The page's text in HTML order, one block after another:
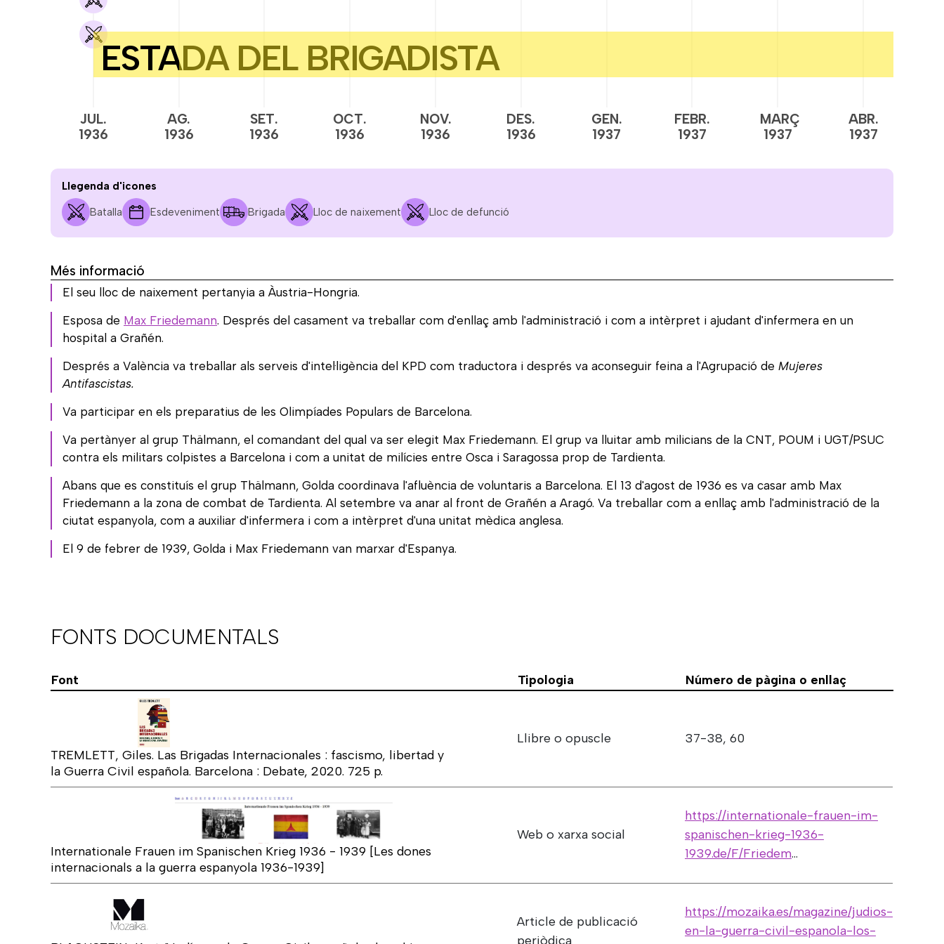
JUL.
1936
AG.
1936
SET.
1936
OCT.
1936
NOV.
1936
DES.
1936
GEN.
1937
FEBR.
1937
MARÇ
1937
ABR.
1937
Llegenda d'icones
Batalla Esdeveniment Brigada Lloc de naixement Lloc de defunció
Més informació
El seu lloc de naixement pertanyia a Àustria-Hongria.
Esposa de Max Friedemann. Després del casament va treballar com d'enllaç amb l'administració i com a intèrpret i ajudant d'infermera en un
hospital a Grañén.
Després a València va treballar als serveis d'intel·ligència del KPD com traductora i després va aconseguir feina a l'Agrupació de Mujeres
Antifascistas.
Va participar en els preparatius de les Olimpíades Populars de Barcelona.
Va pertànyer al grup Thälmann, el comandant del qual va ser elegit Max Friedemann. El grup va lluitar amb milicians de la CNT, POUM i UGT/PSUC
contra els militars colpistes a Barcelona i com a unitat de milícies entre Osca i Saragossa prop de Tardienta.
Abans que es constituís el grup Thälmann, Golda coordinava l'afluència de voluntaris a Barcelona. El 13 d'agost de 1936 es va casar amb Max
Friedemann a la zona de combat de Tardienta. Al setembre va anar al front de Grañén a Aragó. Va treballar com a enllaç amb l'administració de la
ciutat espanyola, com a auxiliar d'infermera i com a intèrpret d'una unitat mèdica anglesa.
El 9 de febrer de 1939, Golda i Max Friedemann van marxar d'Espanya.
FONTS DOCUMENTALS
Font Tipologia Número de pàgina o enllaç
TREMLETT, Giles. Las Brigadas Internacionales : fascismo, libertad y
la Guerra Civil española. Barcelona : Debate, 2020. 725 p.
Llibre o opuscle 37-38, 60
Internationale Frauen im Spanischen Krieg 1936 - 1939 [Les dones
internacionals a la guerra espanyola 1936-1939]
Web o xarxa social
https://internationale-frauen-im-
spanischen-krieg-1936-
1939.de/F/Friedem...
Article de publicació
periòdica
https://mozaika.es/magazine/judios-
en-la-guerra-civil-espanola-los-